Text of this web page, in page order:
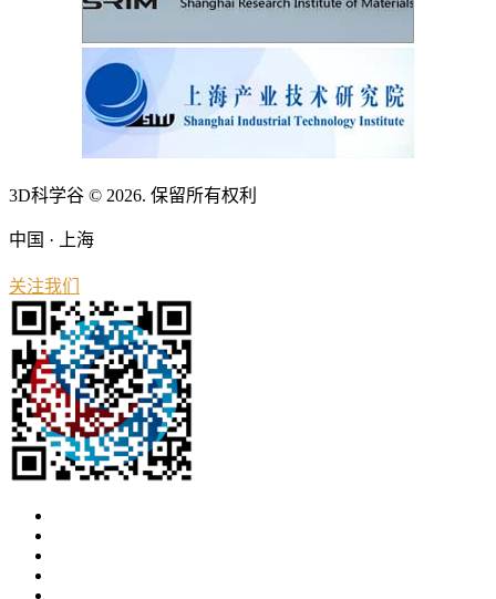
3D科学谷 © 2026. 保留所有权利
中国 · 上海
关注我们